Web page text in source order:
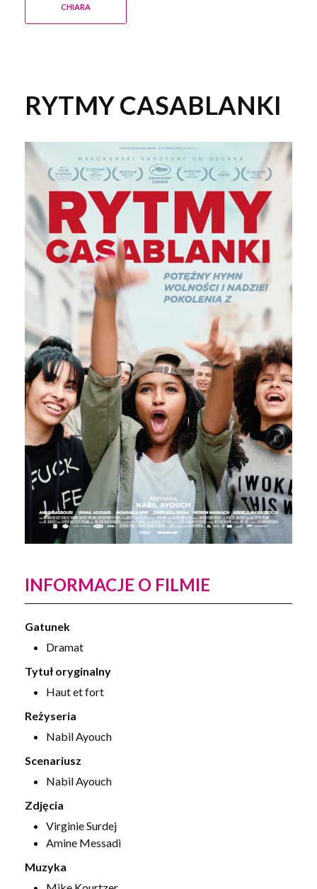
CHIARA
RYTMY CASABLANKI
INFORMACJE O FILMIE
Gatunek
Dramat
Tytuł oryginalny
Haut et fort
Reżyseria
Nabil Ayouch
Scenariusz
Nabil Ayouch
Zdjęcia
Virginie Surdej
Amine Messadi
Muzyka